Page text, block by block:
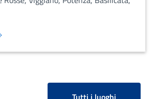
DOLOR SIT AMET, CONSECTETUR ADIPISCING